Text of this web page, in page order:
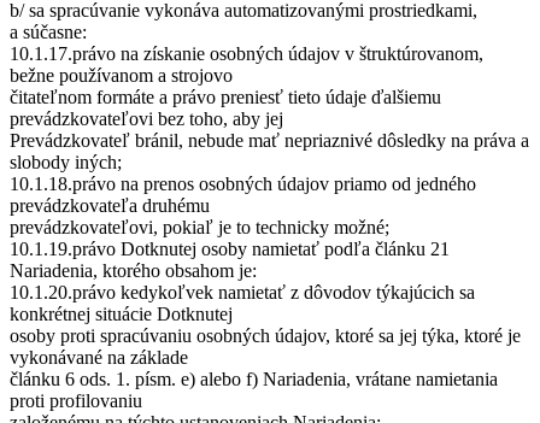
b/ sa spracúvanie vykonáva automatizovanými prostriedkami,
a súčasne:
10.1.17.právo na získanie osobných údajov v štruktúrovanom,
bežne používanom a strojovo
čitateľnom formáte a právo preniesť tieto údaje ďalšiemu
prevádzkovateľovi bez toho, aby jej
Prevádzkovateľ bránil, nebude mať nepriaznivé dôsledky na práva a
slobody iných;
10.1.18.právo na prenos osobných údajov priamo od jedného
prevádzkovateľa druhému
prevádzkovateľovi, pokiaľ je to technicky možné;
10.1.19.právo Dotknutej osoby namietať podľa článku 21
Nariadenia, ktorého obsahom je:
10.1.20.právo kedykoľvek namietať z dôvodov týkajúcich sa
konkrétnej situácie Dotknutej
osoby proti spracúvaniu osobných údajov, ktoré sa jej týka, ktoré je
vykonávané na základe
článku 6 ods. 1. písm. e) alebo f) Nariadenia, vrátane namietania
proti profilovaniu